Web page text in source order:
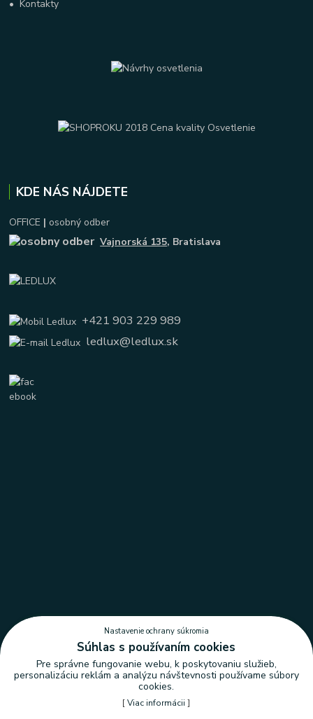
•Kontakty
KDE NÁS NÁJDETE
OFFICE | osobný odber
Vajnorská 135, Bratislava
+421 903 229 989
ledlux@ledlux.sk
Nastavenie ochrany súkromia
Súhlas s používaním cookies
Pre správne fungovanie webu, k poskytovaniu služieb,
personalizáciu reklám a analýzu návštevnosti používame súbory
cookies.
[Viac informácii ]